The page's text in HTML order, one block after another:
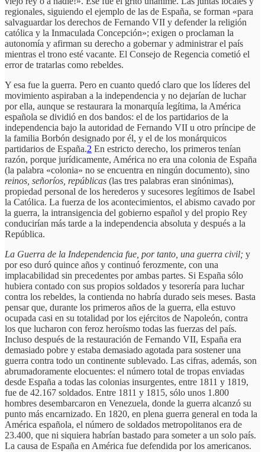
regionales, siguiendo el ejemplo de las de España, se forman «para
salvaguardar los derechos de Fernando VII y defender la religión
católica y la Inmaculada Concepción»; exigen o proclaman la
autonomía y afirman su derecho a gobernar y administrar el país
mientras el trono esté vacante. El Consejo de Regencia cometió el
error de tratarlas como rebeldes.
Y esa fue la guerra. Pero en cuanto quedó claro que los líderes del
movimiento aspiraban a la independencia y no dejarían de luchar
por ella, aunque se restaurara la monarquía legítima, la América
española se dividió en dos bandos: el de los partidarios de la
independencia bajo la autoridad de Fernando VII u otro príncipe de
la familia Borbón designado por él, y el de los monárquicos
partidarios de España.2 En estricto derecho, los primeros tenían
razón, porque jurídicamente, América no era una colonia de España
(la palabra «colonia» no se encuentra en ningún documento), sino
reinos, señoríos, repúblicas (las tres palabras eran sinónimas),
propiedad personal de los herederos y sucesores legítimos de Isabel
la Católica. La fuerza de los acontecimientos, el abismo cavado por
la guerra, la intransigencia del gobierno español y del propio Rey
conducirían más tarde a la independencia absoluta y después a la
República.
La Guerra de la Independencia fue, por tanto, una guerra civil; y
por eso duró quince años y continuó ferozmente, con una
implacabilidad sin precedentes por ambas partes. Si España sólo
hubiera contado con sus propios soldados y tesorería para luchar
contra los rebeldes, la contienda no habría durado seis meses. Basta
pensar que, durante los primeros años de la guerra, ella estuvo
ocupada casi en su totalidad por los ejércitos de Napoleón, contra
los que lucharon con feroz heroísmo todas las fuerzas del país.
Incluso después de la restauración de Fernando VII, España era
demasiado pobre y estaba demasiado agotada para sostener una
guerra contra todo un continente sublevado. Las cifras, además, son
abrumadoramente elocuentes: el número total de tropas enviadas
desde España a todas las colonias insurgentes, entre 1811 y 1819,
fue de 42.167 soldados. Entre 1811 y 1815, sólo unos 1.800
hombres desembarcaron en Venezuela, donde la guerra alcanzó su
punto más encarnizado. En 1820, en plena guerra general en toda la
América española, el número de soldados metropolitanos era de
23.400, que ni siquiera habrían bastado para someter a un solo país.
La causa de España en América fue defendida por los americanos.